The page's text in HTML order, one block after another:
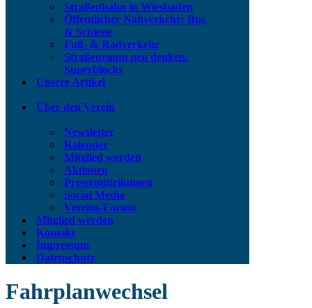
Straßenbahn in Wiesbaden
Öffentlicher Nahverkehr: Bus
& Schiene
Fuß- & Radverkehr
Straßenraum neu denken:
Superblocks
Unsere Artikel
Über den Verein
Newsletter
Kalender
Mitglied werden
Aktionen
Pressemitteilungen
Social Media
Vereins-Forum
Mitglied werden
Kontakt
Impressum
Datenschutz
Fahrplanwechsel